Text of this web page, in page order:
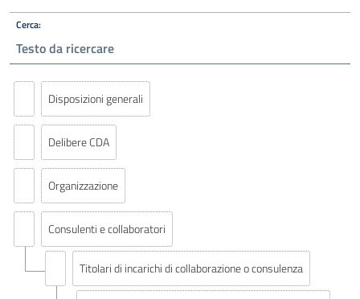
Cerca:
Disposizioni generali
Delibere CDA
Organizzazione
Consulenti e collaboratori
Titolari di incarichi di collaborazione o consulenza